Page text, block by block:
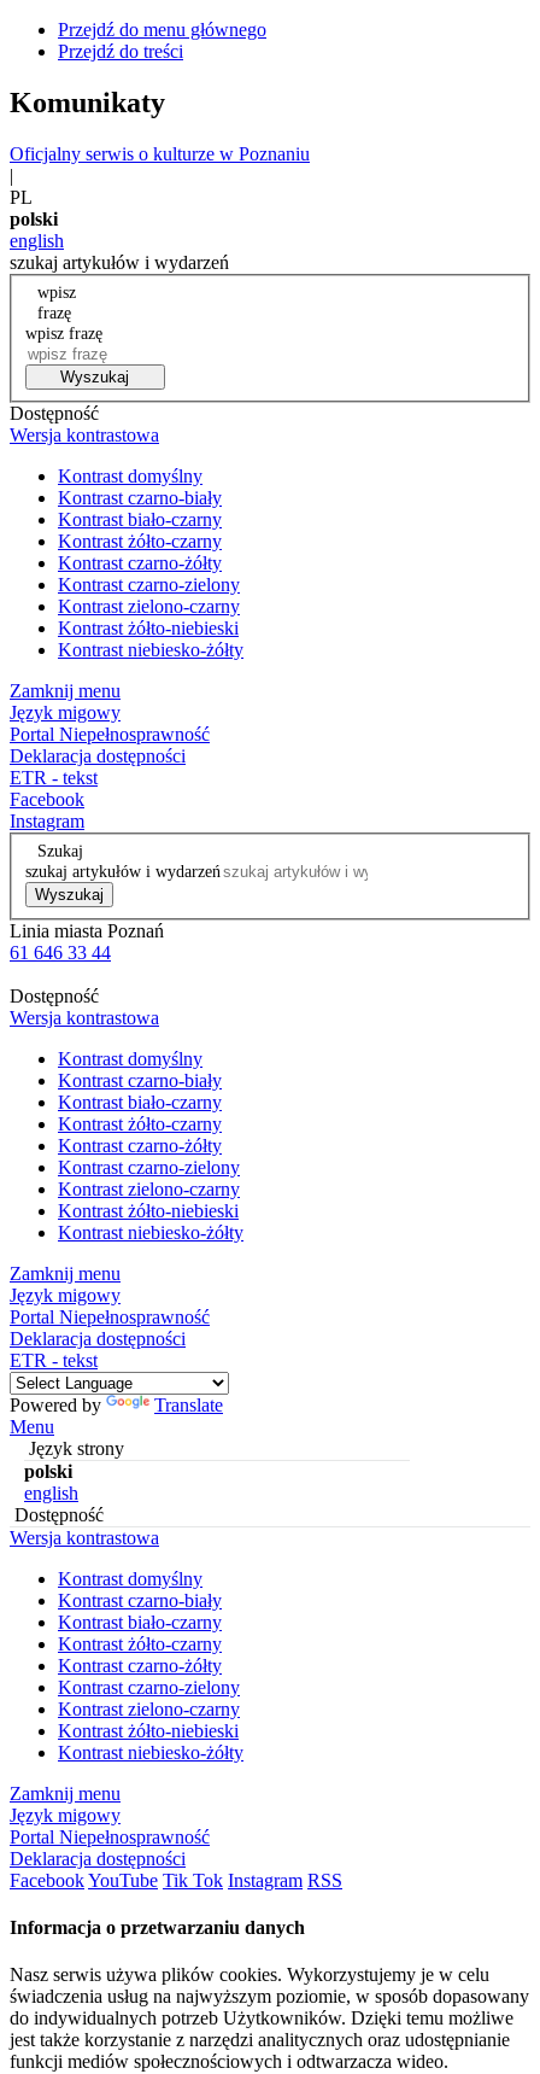
Przejdź do menu głównego
Przejdź do treści
Komunikaty
Oficjalny serwis o kulturze w Poznaniu
|
PL
polski
english
szukaj artykułów i wydarzeń
wpisz
frazę
wpisz frazę
Wyszukaj
Dostępność
Wersja kontrastowa
Kontrast domyślny
Kontrast czarno-biały
Kontrast biało-czarny
Kontrast żółto-czarny
Kontrast czarno-żółty
Kontrast czarno-zielony
Kontrast zielono-czarny
Kontrast żółto-niebieski
Kontrast niebiesko-żółty
Zamknij menu
Język migowy
Portal Niepełnosprawność
Deklaracja dostępności
ETR - tekst
Facebook
Instagram
Szukaj
szukaj artykułów i wydarzeń
Wyszukaj
Linia miasta Poznań
61 646 33 44
Dostępność
Wersja kontrastowa
Kontrast domyślny
Kontrast czarno-biały
Kontrast biało-czarny
Kontrast żółto-czarny
Kontrast czarno-żółty
Kontrast czarno-zielony
Kontrast zielono-czarny
Kontrast żółto-niebieski
Kontrast niebiesko-żółty
Zamknij menu
Język migowy
Portal Niepełnosprawność
Deklaracja dostępności
ETR - tekst
Powered by
Translate
Menu
Język strony
polski
english
Dostępność
Wersja kontrastowa
Kontrast domyślny
Kontrast czarno-biały
Kontrast biało-czarny
Kontrast żółto-czarny
Kontrast czarno-żółty
Kontrast czarno-zielony
Kontrast zielono-czarny
Kontrast żółto-niebieski
Kontrast niebiesko-żółty
Zamknij menu
Język migowy
Portal Niepełnosprawność
Deklaracja dostępności
FacebookYouTube Tik Tok Instagram RSS
Informacja o przetwarzaniu danych
Nasz serwis używa plików cookies. Wykorzystujemy je w celu
świadczenia usług na najwyższym poziomie, w sposób dopasowany
do indywidualnych potrzeb Użytkowników. Dzięki temu możliwe
jest także korzystanie z narzędzi analitycznych oraz udostępnianie
funkcji mediów społecznościowych i odtwarzacza wideo.